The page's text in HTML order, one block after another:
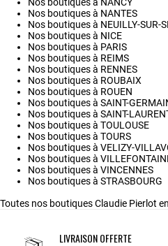
Nos boutiques à NANCY
Nos boutiques à NANTES
Nos boutiques à NEUILLY-SUR-
Nos boutiques à NICE
Nos boutiques à PARIS
Nos boutiques à REIMS
Nos boutiques à RENNES
Nos boutiques à ROUBAIX
Nos boutiques à ROUEN
Nos boutiques à SAINT-
Nos boutiques à SAINT-
Nos boutiques à TOULOUSE
Nos boutiques à TOURS
Nos boutiques à VELIZY-
Nos boutiques à
Nos boutiques à VINCENNES
Nos boutiques à STRASBOURG
Toutes nos boutiques Claudie Pierlot
LIVRAISON OFFERTE